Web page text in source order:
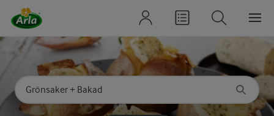
Sök på kategori eller ingrediens
Skriv in sökord för att få förslag